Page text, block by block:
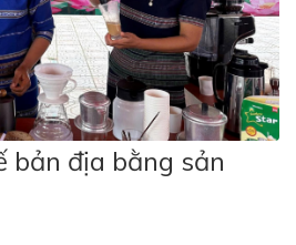
bản địa bằng sản